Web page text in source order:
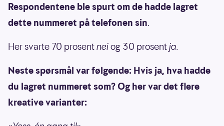
Respondentene ble spurt om de hadde lagret
dette nummeret på telefonen sin.
Her svarte 70 prosentneiog 30 prosentja.
Neste spørsmål var følgende: Hvis ja, hva hadde
du lagret nummeret som? Og her var det flere
kreative varianter: